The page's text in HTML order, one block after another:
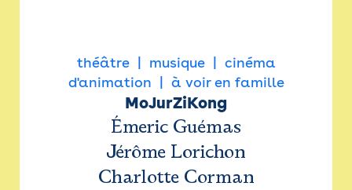
théâtre musique
cinéma
d'animation
à voir en famille
MoJurZiKong
Émeric Guémas
Jérôme Lorichon
Charlotte Corman